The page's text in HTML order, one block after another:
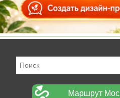
Маршрут